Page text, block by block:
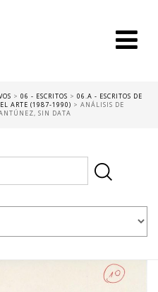
> 06 - ESCRITOS > 06.A - ESCRITOS DE
ARTE (1987-1990) > ANÁLISIS DE
ANTÚNEZ, SIN DATA